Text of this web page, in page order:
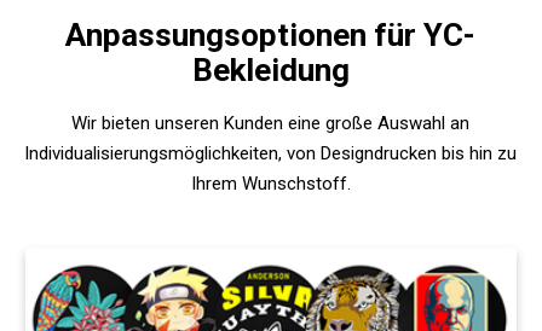
Anpassungsoptionen für YC-
Bekleidung
Wir bieten unseren Kunden eine große Auswahl an
Individualisierungsmöglichkeiten, von Designdrucken bis hin zu
Ihrem Wunschstoff.